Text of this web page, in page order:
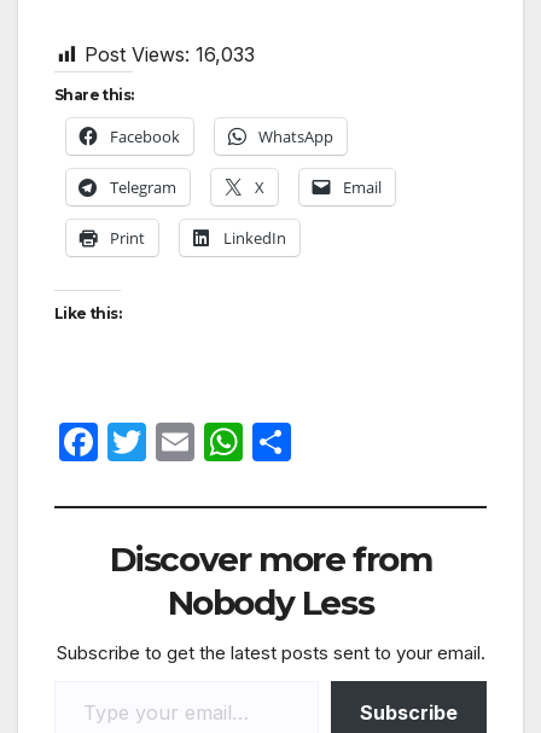
Post Views: 16,033
Share this:
Facebook WhatsApp
Telegram X Email
Print LinkedIn
Like this:
F
c
e
o
o
k
T
itt
er
E
ail
W
at
s
A
p
p
ar
e
Discover more from
Nobody Less
Subscribe to get the latest posts sent to your email.
Subscribe